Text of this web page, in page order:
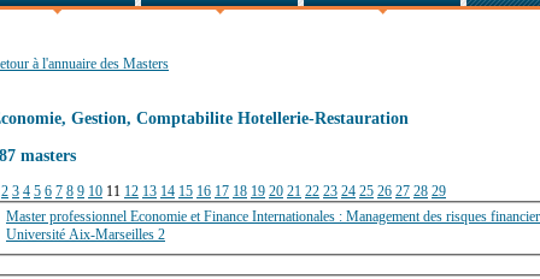
à l'annuaire des Masters
Gestion, Comptabilite Hotellerie-Restauration
masters
2 3 4 5 6 7 8 9 10 11 12 13 14 15 16 17 18 19 20 21 22 23 24 25 26 27 28 29
Master professionnel Economie et Finance Internationales : Management des risques
Université Aix-Marseilles 2